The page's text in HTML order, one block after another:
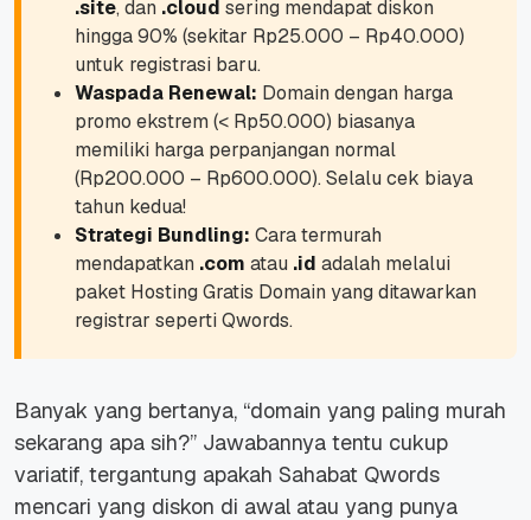
.site, dan .cloud sering mendapat diskon
hingga 90% (sekitar Rp25.000 – Rp40.000)
untuk registrasi baru.
Waspada Renewal: Domain dengan harga
promo ekstrem (< Rp50.000) biasanya
memiliki harga perpanjangan normal
(Rp200.000 – Rp600.000). Selalu cek biaya
tahun kedua!
Strategi Bundling: Cara termurah
mendapatkan .com atau .id adalah melalui
paket Hosting Gratis Domain yang ditawarkan
registrar seperti Qwords.
Banyak yang bertanya, “domain yang paling murah
sekarang apa sih?” Jawabannya tentu cukup
variatif, tergantung apakah Sahabat Qwords
mencari yang diskon di awal atau yang punya